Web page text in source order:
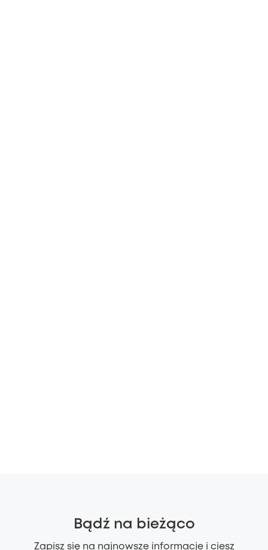
Bądź na bieżąco
Zapisz się na najnowsze informacje i ciesz